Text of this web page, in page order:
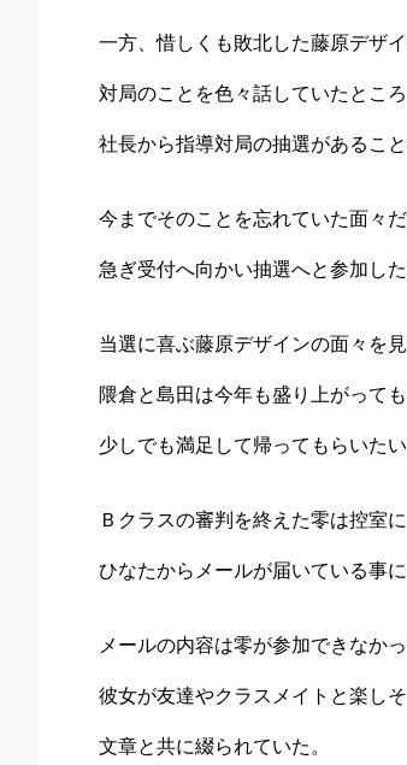
一方、惜しくも敗北した藤原デザ
対局のことを色々話していたところ
社長から指導対局の抽選があるこ
今までそのことを忘れていた面々
急ぎ受付へ向かい抽選へと参加し
当選に喜ぶ藤原デザインの面々を
隈倉と島田は今年も盛り上がって
少しでも満足して帰ってもらいた
Ｂクラスの審判を終えた零は控室
ひなたからメールが届いている事に
メールの内容は零が参加できなか
彼女が友達やクラスメイトと楽し
文章と共に綴られていた。